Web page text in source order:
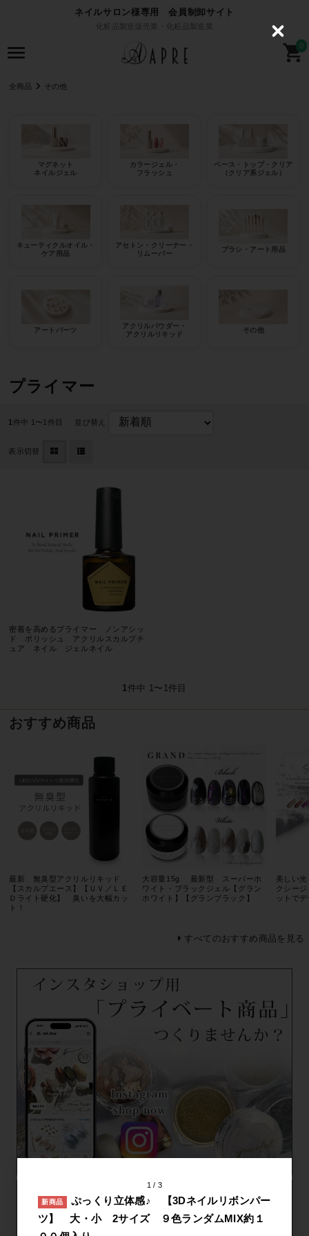
ネイルサロン様専用 会員制卸サイト
化粧品製造販売業・化粧品製造業
0
全商品 その他
マグネット
ネイルジェル
カラージェル・
フラッシュ
ベース・トップ・クリア
（クリア系ジェル）
キューティクルオイル・
ケア用品
アセトン・クリーナー・
リムーバー
ブラシ・アート用品
アートパーツ
アクリルパウダー・
アクリルリキッド
その他
プライマー
1 件中 1〜1件目 並び替え
表示切替
密着を高めるプライマー ノンアシッ
ド ポリッシュ アクリルスカルプチ
ュア ネイル ジェルネイル
1 件中 1〜1件目
おすすめ商品
最新 無臭型アクリルリキッド
【スカルプエース】【ＵＶ／ＬＥ
Ｄライト硬化】 臭いを大幅カッ
ト！
大容量15g 最新型 スーパーホ
ワイト・ブラックジェル【グラン
ホワイト】【グランブラック】
美しい
クシー
ットで
すべてのおすすめ商品を見る
1 3
新商品
ぷっくり立体感♪ 【3Dネイルリボンパー
ツ】 大・小 2サイズ ９色ランダムMIX約１
C